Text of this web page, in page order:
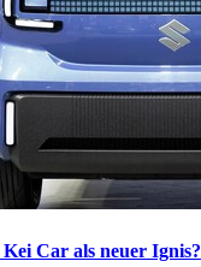
Kei Car als neuer Ignis?